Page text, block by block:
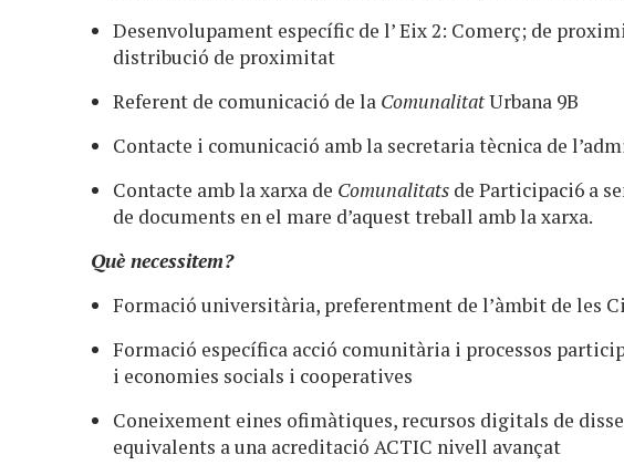
Desenvolupament específic de l’ Eix 2: Comerç; de
distribució de proximitat
Referent de comunicació de la ComunalitatUrbana 9B
Contacte i comunicació amb la secretaria tècnica de
Contacte amb la xarxa de Comunalitats de Participaci6 a
de documents en el mare d’aquest treball amb la xarxa.
Què necessitem?
Formació universitària, preferentment de l’àmbit de les
Formació específica acció comunitària i processos
i economies socials i cooperatives
Coneixement eines ofimàtiques, recursos digitals de
equivalents a una acreditació ACTIC nivell avançat